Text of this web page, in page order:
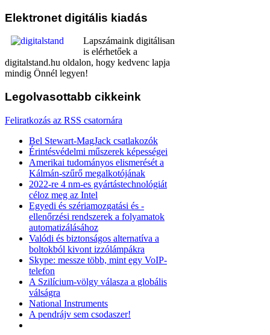
Elektronet digitális kiadás
Lapszámaink digitálisan
is elérhetőek a
digitalstand.hu oldalon, hogy kedvenc lapja
mindig Önnél legyen!
Legolvasottabb cikkeink
Feliratkozás az RSS csatornára
Bel Stewart-MagJack csatlakozók
Érintésvédelmi műszerek képességei
Amerikai tudományos elismerését a
Kálmán-szűrő megalkotójának
2022-re 4 nm-es gyártástechnológiát
céloz meg az Intel
Egyedi és szériamozgatási és -
ellenőrzési rendszerek a folyamatok
automatizálásához
Valódi és biztonságos alternatíva a
boltokból kivont izzólámpákra
Skype: messze több, mint egy VoIP-
telefon
A Szilícium-völgy válasza a globális
válságra
National Instruments
A pendrájv sem csodaszer!